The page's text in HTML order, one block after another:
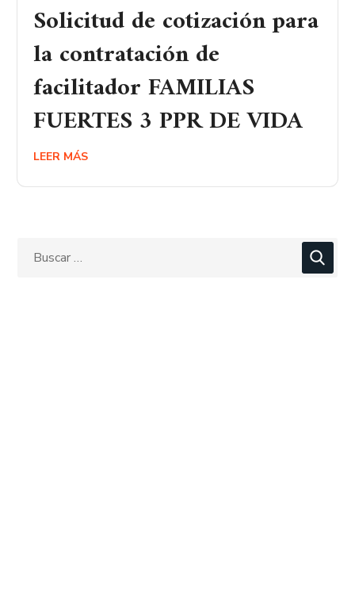
Solicitud de cotización para
la contratación de
facilitador FAMILIAS
FUERTES 3 PPR DE VIDA
LEER MÁS